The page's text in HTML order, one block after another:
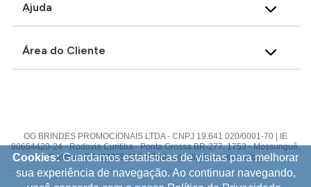
Ajuda
Área do Cliente
OG BRINDES PROMOCIONAIS LTDA - CNPJ 19.641.020/0001-70 | IE
90654420-24 - Rodovia Curitiba - Ponta Grossa BR-277, 1753 - Mossunguê,
Curitiba - PR, 82305-100 © Todos os direitos reservados.
Cookies:Guardamos estatísticas de visitas para melhorar
sua experiência de navegação. Ao continuar navegando,